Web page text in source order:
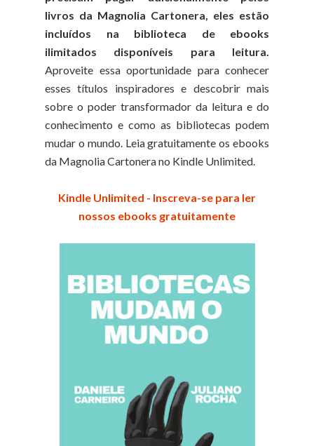
livros da Magnolia Cartonera, eles estão
incluídos na biblioteca de ebooks
ilimitados disponíveis para leitura.
Aproveite essa oportunidade para conhecer
esses títulos inspiradores e descobrir mais
sobre o poder transformador da leitura e do
conhecimento e como as bibliotecas podem
mudar o mundo. Leia gratuitamente os ebooks
da Magnolia Cartonera no Kindle Unlimited.
Kindle Unlimited - Inscreva-se para ler
nossos ebooks gratuitamente